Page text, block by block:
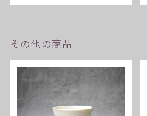
その他の商品